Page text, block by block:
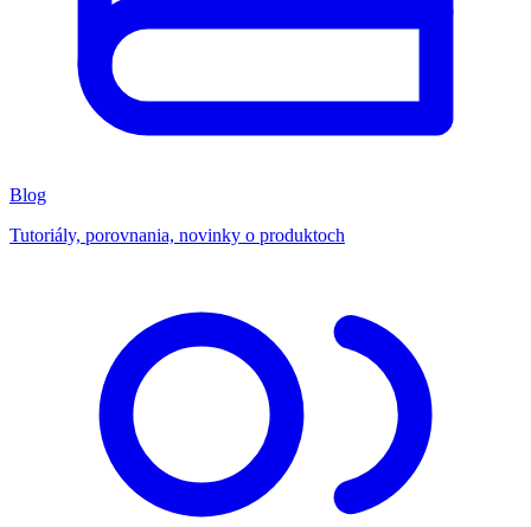
Blog
Tutoriály, porovnania, novinky o produktoch